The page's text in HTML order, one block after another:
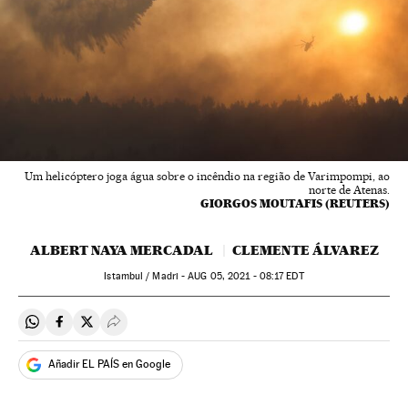
Um helicóptero joga água sobre o incêndio na região de Varimpompi, ao
norte de Atenas.
GIORGOS MOUTAFIS (REUTERS)
ALBERT NAYA MERCADAL CLEMENTE ÁLVAREZ
Istambul / Madri -AUG 05, 2021 - 08:17EDT
Compartir en Whatsapp
Compartir en Facebook
Compartir en Twitter
Desplegar Redes Sociales
Añadir EL PAÍS en Google